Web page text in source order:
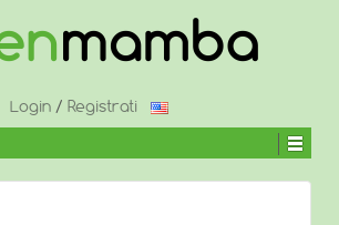
Login / Registrati